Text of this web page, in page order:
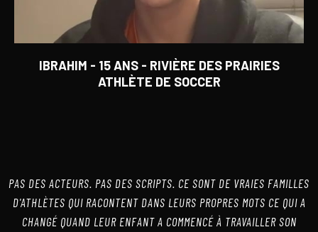
IBRAHIM - 15 ANS - RIVIÈRE DES PRAIRIES
ATHLÈTE DE SOCCER
PAS DES ACTEURS. PAS DES SCRIPTS. CE SONT DE VRAIES FAMILLES
D'ATHLÈTES QUI RACONTENT DANS LEURS PROPRES MOTS CE QUI A
CHANGÉ QUAND LEUR ENFANT A COMMENCÉ À TRAVAILLER SON